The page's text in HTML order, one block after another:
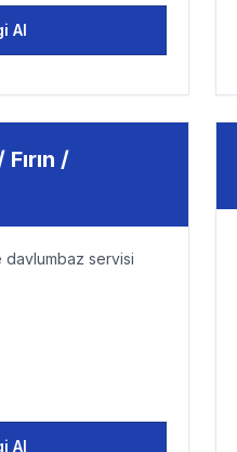
Al
/
davlumbaz servisi
Al